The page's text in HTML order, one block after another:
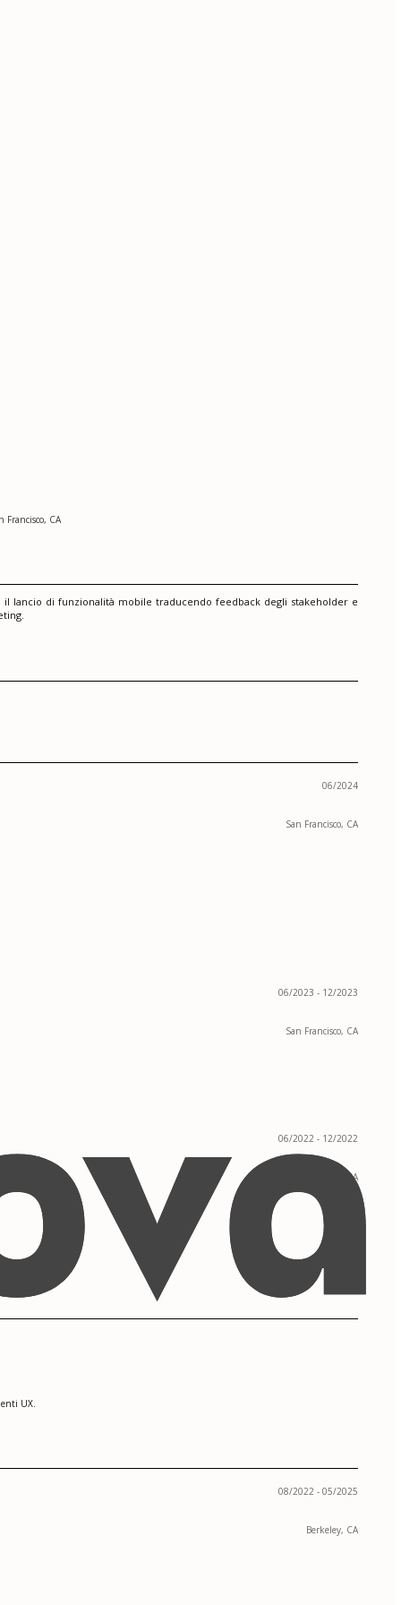
CA
lancio di funzionalità mobile traducendo feedback degli stakeholder e
06/2024
San Francisco, CA
06/2023 - 12/2023
San Francisco, CA
06/2022 - 12/2022
San Francisco, CA
UX.
08/2022 - 05/2025
Berkeley, CA